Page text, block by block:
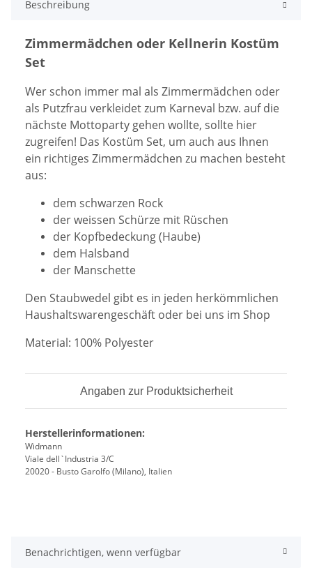
Beschreibung
Zimmermädchen oder Kellnerin Kostüm
Set
Wer schon immer mal als Zimmermädchen oder
als Putzfrau verkleidet zum Karneval bzw. auf die
nächste Mottoparty gehen wollte, sollte hier
zugreifen! Das Kostüm Set, um auch aus Ihnen
ein richtiges Zimmermädchen zu machen besteht
aus:
dem schwarzen Rock
der weissen Schürze mit Rüschen
der Kopfbedeckung (Haube)
dem Halsband
der Manschette
Den Staubwedel gibt es in jeden herkömmlichen
Haushaltswarengeschäft oder bei uns im Shop
Material: 100% Polyester
Angaben zur Produktsicherheit
Herstellerinformationen:
Widmann
Viale dell`Industria 3/C
20020 - Busto Garolfo (Milano), Italien
Benachrichtigen, wenn verfügbar